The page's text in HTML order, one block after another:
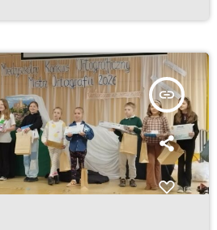
w […]
insert_link